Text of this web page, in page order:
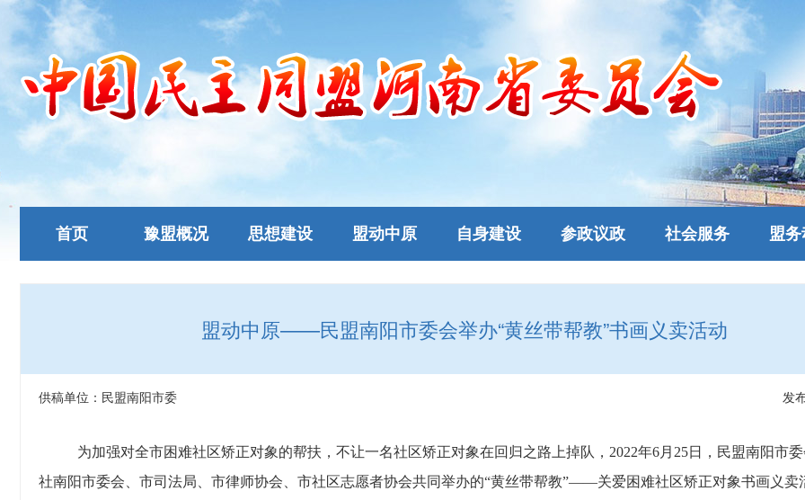
首页 豫盟概况 思想建设 盟动中原 自身建设 参政议政 社会服务 盟
盟动中原——民盟南阳市委会举办“黄丝带帮教”书画义卖活动
供稿单位：民盟南阳市委 发
为加强对全市困难社区矫正对象的帮扶，不让一名社区矫正对象在回归之路上掉队，2022年6月25日，民盟南阳市
社南阳市委会、市司法局、市律师协会、市社区志愿者协会共同举办的“黄丝带帮教”——关爱困难社区矫正对象书画义卖